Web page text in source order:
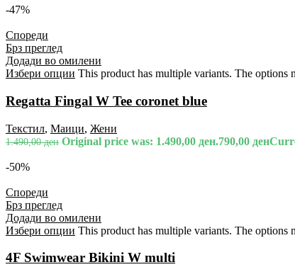
-47%
Спореди
Брз преглед
Додади во омилени
Избери опции This product has multiple variants. The options
Regatta Fingal W Tee coronet blue
Текстил, Маици, Жени
1.490,00ден Original price was: 1.490,00 ден.790,00 ден
-50%
Спореди
Брз преглед
Додади во омилени
Избери опции This product has multiple variants. The options
4F Swimwear Bikini W multi